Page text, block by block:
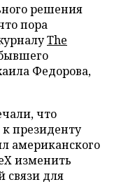
решения
пора
The
Федорова,
что
президенту
американского
изменить
связи для